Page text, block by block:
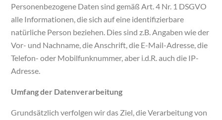
Personenbezogene Daten sind gemäß Art. 4 Nr. 1 DSGVO
alle Informationen, die sich auf eine identifizierbare
natürliche Person beziehen. Dies sind z.B. Angaben wie der
Vor- und Nachname, die Anschrift, die E-Mail-Adresse, die
Telefon- oder Mobilfunknummer, aber i.d.R. auch die IP-
Adresse.
Umfang der Datenverarbeitung
Grundsätzlich verfolgen wir das Ziel, die Verarbeitung von